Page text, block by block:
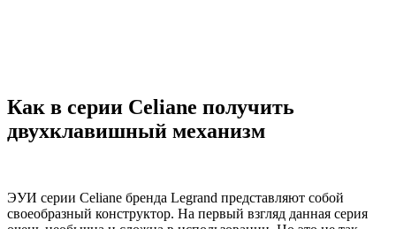
Как в серии Celiane получить
двухклавишный механизм
ЭУИ серии Celiane бренда Legrand представляют собой
своеобразный конструктор. На первый взгляд данная серия